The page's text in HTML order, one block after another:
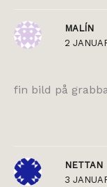
MALÍN
2
fin bild på
NETTAN
3